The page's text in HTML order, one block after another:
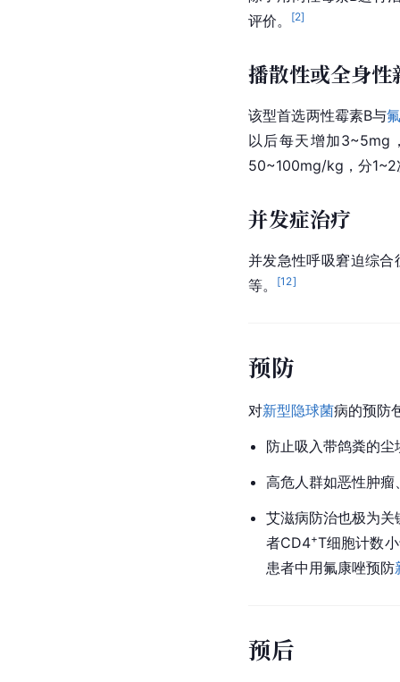
评价。
[2]
播散性或全身
该型首选两性霉素B与
以后每天增加3~5mg
50~100mg/kg，分1~2
并发症治疗
并发急性呼吸窘迫综
等。
[12]
预防
对新型隐球菌病的预防
防止吸入带鸽粪的尘
高危人群如恶性肿瘤
艾滋病防治也极为
者CD4+T细胞计数
患者中用氟康唑预防
预后